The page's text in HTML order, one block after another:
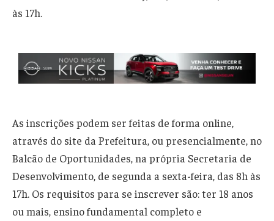
às 17h.
As inscrições podem ser feitas de forma online,
através do site da Prefeitura, ou presencialmente, no
Balcão de Oportunidades, na própria Secretaria de
Desenvolvimento, de segunda a sexta-feira, das 8h às
17h. Os requisitos para se inscrever são: ter 18 anos
ou mais, ensino fundamental completo e